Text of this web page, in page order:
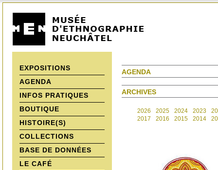
EXPOSITIONS
AGENDA
INFOS PRATIQUES
BOUTIQUE
HISTOIRE(S)
COLLECTIONS
BASE DE DONNÉES
LE CAFÉ
AGENDA
ARCHIVES
2026 2025 2024 2023
2017
2016 2015 2014